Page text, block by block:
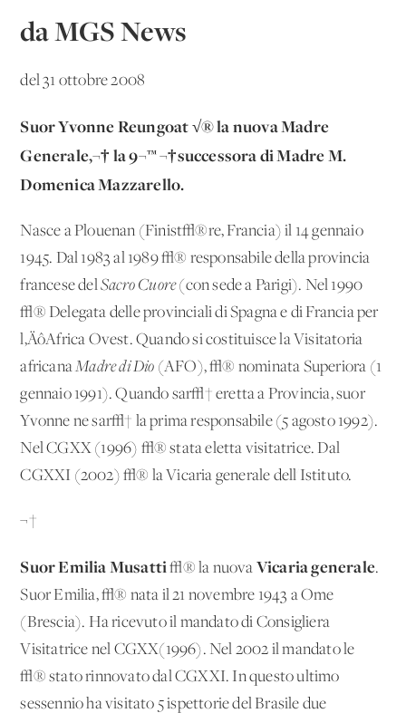
da MGS News
del 31 ottobre 2008
Suor Yvonne Reungoat √® la nuova Madre
Generale,¬† la 9¬™ ¬†successora di Madre M.
Domenica Mazzarello.
Nasce a Plouenan (Finist√®re, Francia) il 14 gennaio
1945. Dal 1983 al 1989 √® responsabile della provincia
francese delSacro Cuore(con sede a Parigi). Nel 1990
√® Delegata delle provinciali di Spagna e di Francia per
l‚ÄôAfrica Ovest. Quando si costituisce la Visitatoria
africanaMadre di Dio (AFO), √® nominata Superiora (1
gennaio 1991). Quando sar√† eretta a Provincia, suor
Yvonne ne sar√† la prima responsabile (5 agosto 1992).
Nel CGXX (1996) √® stata eletta visitatrice. Dal
CGXXI (2002) √® la Vicaria generale dell'Istituto.
¬†
Suor Emilia Musatti√® la nuova Vicaria generale.
Suor Emilia, √® nata il 21 novembre 1943 a Ome
(Brescia). Ha ricevuto il mandato di Consigliera
Visitatrice nel CGXX(1996). Nel 2002 il mandato le
√® stato rinnovato dal CGXXI. In questo ultimo
sessennio ha visitato 5 ispettorie del Brasile due